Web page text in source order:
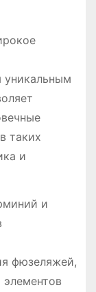
уникальным
таких
и
и
фюзеляжей,
элементов